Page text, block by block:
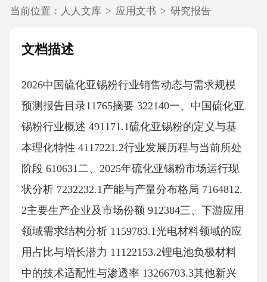
当前位置： 人人文库 > 应用文书 > 研究报告
文档描述
2026中国硫化亚锡粉行业销售动态与需求规模
预测报告目录11765摘要 322140一、中国硫化亚
锡粉行业概述 491171.1硫化亚锡粉的定义与基
本理化特性 4117221.2行业发展历程与当前所处
阶段 610631二、2025年硫化亚锡粉市场运行现
状分析 7232232.1产能与产量分布格局 7164812.
2主要生产企业及市场份额 912384三、下游应用
领域需求结构分析 1159783.1光电材料领域的应
用占比与增长潜力 11122153.2锂电池负极材料
中的技术适配性与渗透率 13266703.3其他新兴